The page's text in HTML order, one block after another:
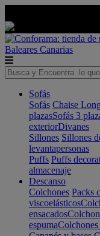
Baleares Canarias
Sofás
Sofás Chaise
plazasSofás 3
exteriorDivanes
Sillones Sillones
levantapersonas
Puffs Puffs
almacenaje
Descanso
Colchones Packs
viscoelásticos
ensacados
espumaColchones